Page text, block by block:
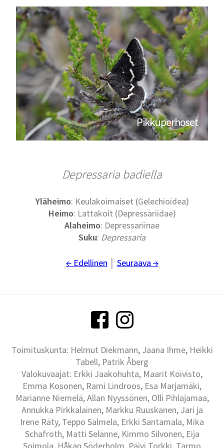
Pikkuperhoset
Depressaria badiella
Yläheimo: Keulakoimaiset (Gelechioidea)
Heimo: Lattakoit (Depressariidae)
Alaheimo: Depressariinae
Suku: Depressaria
← Edellinen Seuraava →
Toimituskunta: Helmut Diekmann, Jaana Ihme, Heikki
Tabell, Patrik Åberg
Valokuvaajat: Erkki Jaakohuhta, Maarit Koivisto,
Emma Kosonen, Rami Lindroos, Esa Marjamäki,
Marianne Niemelä, Allan Nyyssönen, Olli Pihlajamaa,
Annukka Pirkkalainen, Markku Ruuskanen, Jari ja
Irene Räty, Teppo Salmela, Erkki Santamala, Mika
Schafroth, Matti Selänne, Kimmo Silvonen, Eija